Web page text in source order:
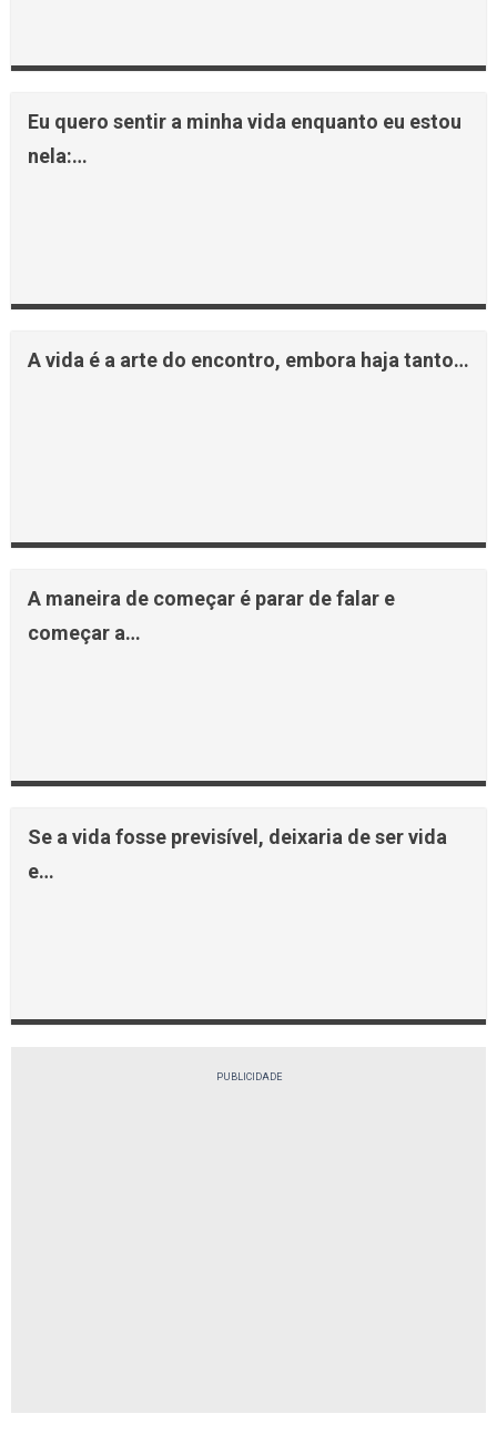
Eu quero sentir a minha vida enquanto eu estou
nela:…
A vida é a arte do encontro, embora haja tanto…
A maneira de começar é parar de falar e
começar a…
Se a vida fosse previsível, deixaria de ser vida
e…
PUBLICIDADE